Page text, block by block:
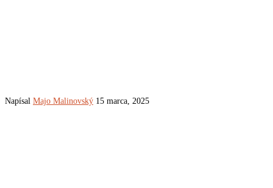
Napísal Majo Malinovský 15 marca, 2025